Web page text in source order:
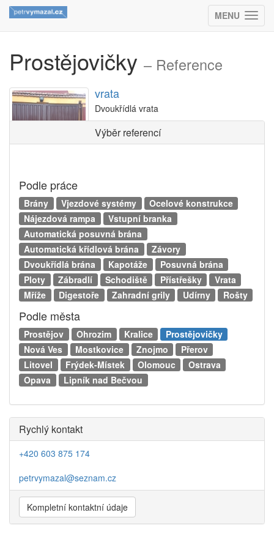
MENU
Prostějovičky – Reference
vrata
Dvoukřídlá vrata
Výběr referencí
Podle práce
Brány Vjezdové systémy
Ocelové konstrukce
Nájezdová rampa
Vstupní branka
Automatická posuvná brána
Automatická křídlová brána
Závory
Dvoukřídlá brána
Kapotáže
Posuvná brána
Ploty
Zábradlí Schodiště Přístřešky
Vrata
Mříže
Digestoře Zahradní grily Udírny Rošty
Podle města
Prostějov Ohrozim Kralice
Prostějovičky
Nová Ves
Mostkovice Znojmo
Přerov
Litovel
Frýdek-Místek Olomouc
Ostrava
Opava
Lipník nad Bečvou
Rychlý kontakt
+420 603 875 174
petrvymazal@seznam.cz
Kompletní kontaktní údaje